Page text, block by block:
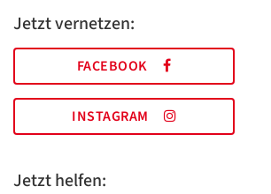
Jetzt vernetzen:
FACEBOOK
INSTAGRAM
Jetzt helfen: